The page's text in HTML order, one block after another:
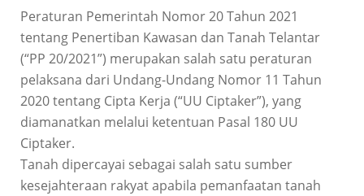
Peraturan Pemerintah Nomor 20 Tahun 2021
tentang Penertiban Kawasan dan Tanah Telantar
(“PP 20/2021”) merupakan salah satu peraturan
pelaksana dari Undang-Undang Nomor 11 Tahun
2020 tentang Cipta Kerja (“UU Ciptaker”), yang
diamanatkan melalui ketentuan Pasal 180 UU
Ciptaker.
Tanah dipercayai sebagai salah satu sumber
kesejahteraan rakyat apabila pemanfaatan tanah